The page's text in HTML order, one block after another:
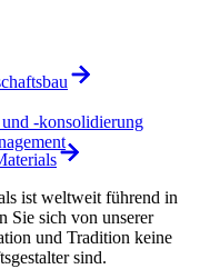
ist weltweit führend in
Sie sich von unserer
und Tradition keine
sind.
-konsolidierung